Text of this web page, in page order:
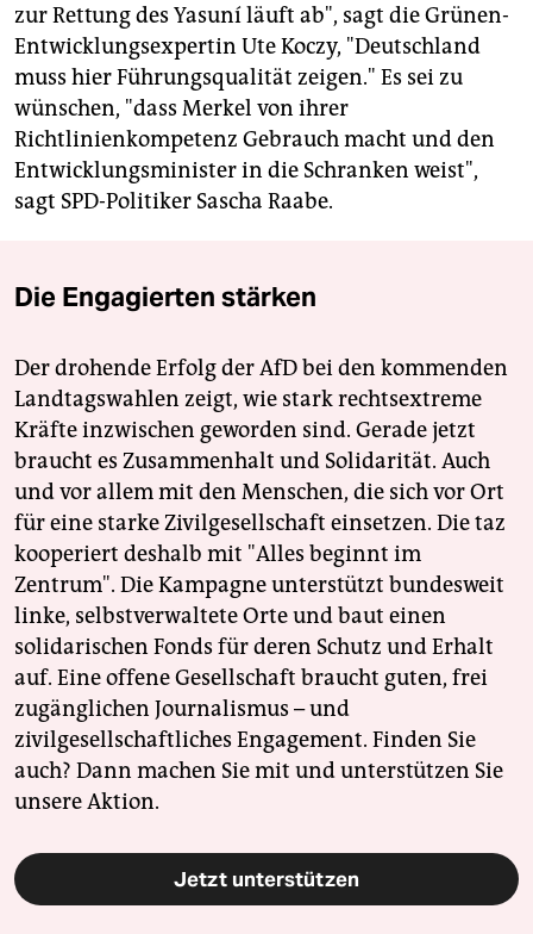
zur Rettung des Yasuní läuft ab", sagt die Grünen-
Entwicklungsexpertin Ute Koczy, "Deutschland
muss hier Führungsqualität zeigen." Es sei zu
wünschen, "dass Merkel von ihrer
Richtlinienkompetenz Gebrauch macht und den
Entwicklungsminister in die Schranken weist",
sagt SPD-Politiker Sascha Raabe.
Die Engagierten stärken
Der drohende Erfolg der AfD bei den kommenden
Landtagswahlen zeigt, wie stark rechtsextreme
Kräfte inzwischen geworden sind. Gerade jetzt
braucht es Zusammenhalt und Solidarität. Auch
und vor allem mit den Menschen, die sich vor Ort
für eine starke Zivilgesellschaft einsetzen. Die taz
kooperiert deshalb mit "Alles beginnt im
Zentrum". Die Kampagne unterstützt bundesweit
linke, selbstverwaltete Orte und baut einen
solidarischen Fonds für deren Schutz und Erhalt
auf. Eine offene Gesellschaft braucht guten, frei
zugänglichen Journalismus – und
zivilgesellschaftliches Engagement. Finden Sie
auch? Dann machen Sie mit und unterstützen Sie
unsere Aktion.
Jetzt unterstützen